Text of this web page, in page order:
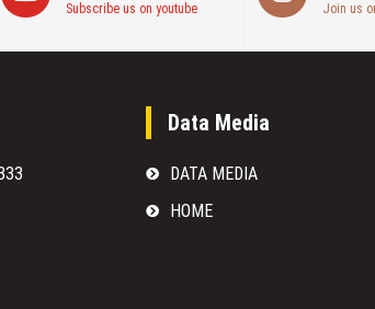
Subscribe us on youtube Join us
Data Media
DATA MEDIA
HOME